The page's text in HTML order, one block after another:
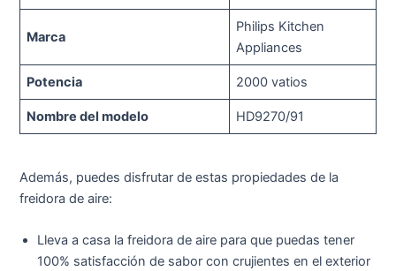
Marca
Philips Kitchen
Appliances
Potencia 2000 vatios
Nombre del modelo HD9270/91
Además, puedes disfrutar de estas propiedades de la
freidora de aire:
Lleva a casa la freidora de aire para que puedas tener
100% satisfacción de sabor con crujientes en el exterior